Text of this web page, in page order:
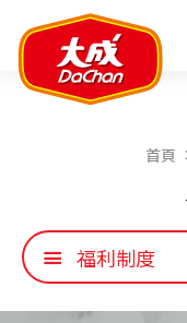
首頁
福利制度